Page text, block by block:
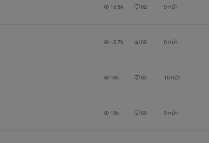
15.8k 82 9 หน้า
15.7k 66 8 หน้า
16k 83 10 หน้า
18k 60 9 หน้า